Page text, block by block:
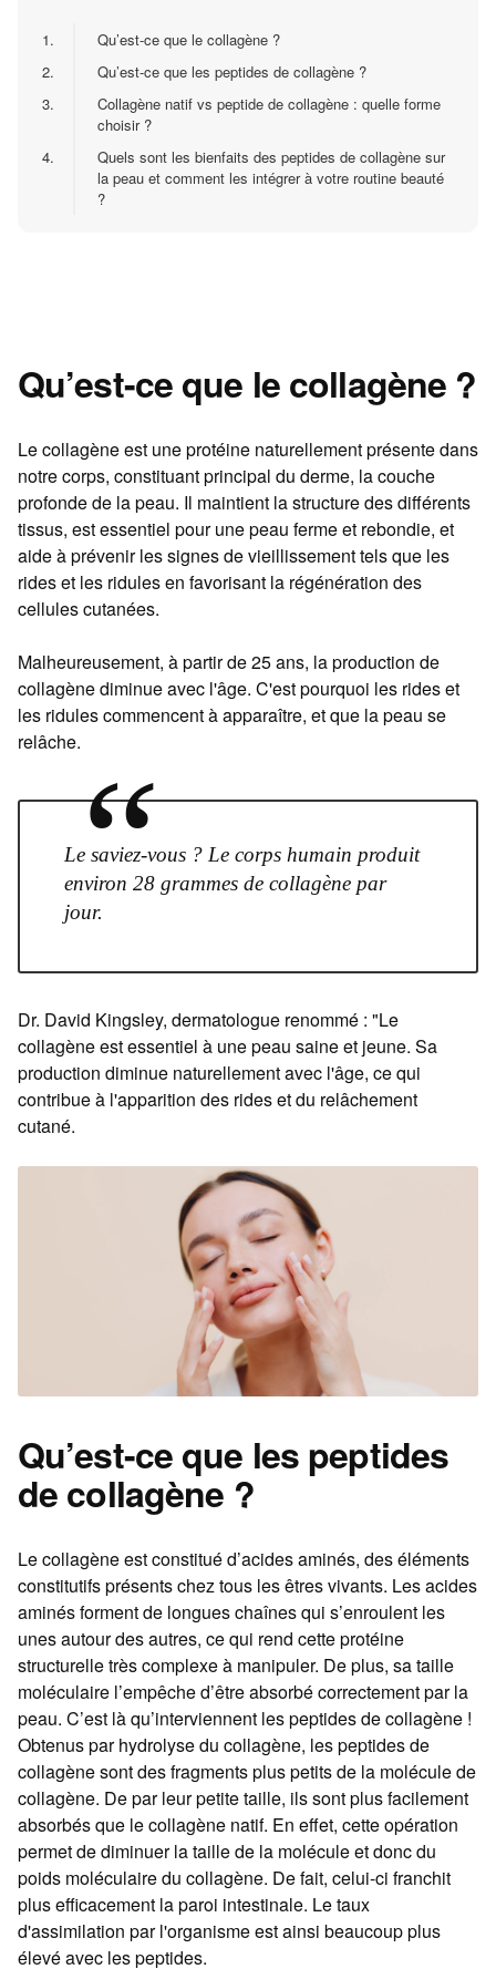
1.
Qu’est-ce que le collagène ?
2.
Qu’est-ce que les peptides de collagène ?
3.
Collagène natif vs peptide de collagène : quelle forme
choisir ?
4.
Quels sont les bienfaits des peptides de collagène sur
la peau et comment les intégrer à votre routine beauté
?
Qu’est-ce que le collagène ?
Le collagène est une protéine naturellement présente dans
notre corps, constituant principal du derme, la couche
profonde de la peau. Il maintient la structure des différents
tissus, est essentiel pour une peau ferme et rebondie, et
aide à prévenir les signes de vieillissement tels que les
rides et les ridules en favorisant la régénération des
cellules cutanées.
Malheureusement, à partir de 25 ans, la production de
collagène diminue avec l'âge. C'est pourquoi les rides et
les ridules commencent à apparaître, et que la peau se
relâche.
“
Le saviez-vous ? Le corps humain produit
environ 28 grammes de collagène par
jour.
Dr. David Kingsley, dermatologue renommé : "Le
collagène est essentiel à une peau saine et jeune. Sa
production diminue naturellement avec l'âge, ce qui
contribue à l'apparition des rides et du relâchement
cutané.
Qu’est-ce que les peptides
de collagène ?
Le collagène est constitué d’acides aminés, des éléments
constitutifs présents chez tous les êtres vivants. Les acides
aminés forment de longues chaînes qui s’enroulent les
unes autour des autres, ce qui rend cette protéine
structurelle très complexe à manipuler. De plus, sa taille
moléculaire l’empêche d’être absorbé correctement par la
peau. C’est là qu’interviennent les peptides de collagène !
Obtenus par hydrolyse du collagène, les peptides de
collagène sont des fragments plus petits de la molécule de
collagène. De par leur petite taille, ils sont plus facilement
absorbés que le collagène natif. En effet, cette opération
permet de diminuer la taille de la molécule et donc du
poids moléculaire du collagène. De fait, celui-ci franchit
plus efficacement la paroi intestinale. Le taux
d'assimilation par l'organisme est ainsi beaucoup plus
élevé avec les peptides.